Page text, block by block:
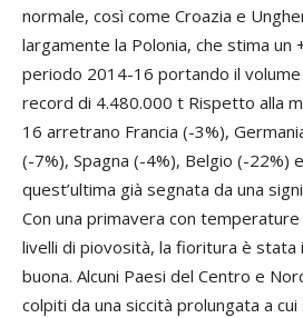
normale, così come Croazia e
largamente la Polonia, che stima un
periodo 2014-16 portando il
record di 4.480.000 t Rispetto alla
16 arretrano Francia (-3%),
(-7%), Spagna (-4%), Belgio (-22%)
quest’ultima già segnata da una
Con una primavera con
livelli di piovosità, la fioritura è stata
buona. Alcuni Paesi del Centro e
colpiti da una siccità prolungata a